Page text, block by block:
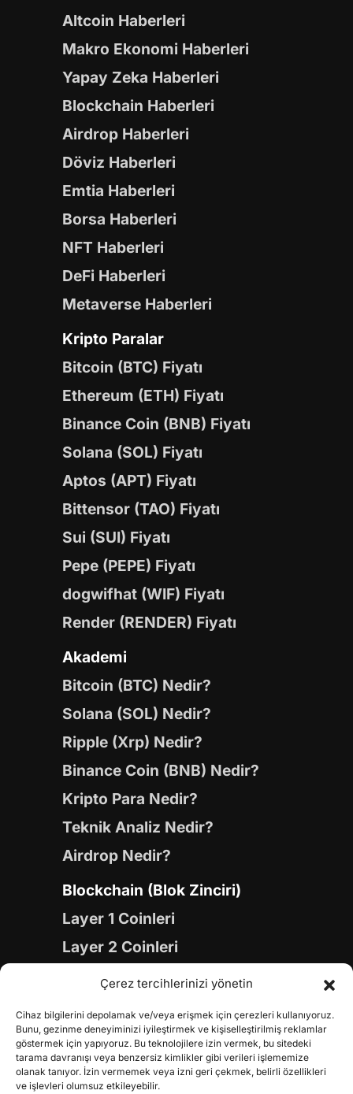
Çerez tercihlerinizi yönetin
Cihaz bilgilerini depolamak ve/veya erişmek için çerezleri kullanıyoruz.
Bunu, gezinme deneyiminizi iyileştirmek ve kişiselleştirilmiş reklamlar
göstermek için yapıyoruz. Bu teknolojilere izin vermek, bu sitedeki
tarama davranışı veya benzersiz kimlikler gibi verileri işlememize
olanak tanıyor. İzin vermemek veya izni geri çekmek, belirli özellikleri
ve işlevleri olumsuz etkileyebilir.
Altcoin Haberleri
Makro Ekonomi Haberleri
Yapay Zeka Haberleri
Blockchain Haberleri
Airdrop Haberleri
Döviz Haberleri
Emtia Haberleri
Borsa Haberleri
NFT Haberleri
DeFi Haberleri
Metaverse Haberleri
Kripto Paralar
Bitcoin (BTC) Fiyatı
Ethereum (ETH) Fiyatı
Binance Coin (BNB) Fiyatı
Solana (SOL) Fiyatı
Aptos (APT) Fiyatı
Bittensor (TAO) Fiyatı
Sui (SUI) Fiyatı
Pepe (PEPE) Fiyatı
dogwifhat (WIF) Fiyatı
Render (RENDER) Fiyatı
Akademi
Bitcoin (BTC) Nedir?
Solana (SOL) Nedir?
Ripple (Xrp) Nedir?
Binance Coin (BNB) Nedir?
Kripto Para Nedir?
Teknik Analiz Nedir?
Airdrop Nedir?
Blockchain (Blok Zinciri)
Layer 1 Coinleri
Layer 2 Coinleri
Yapay Zeka (AI) Coinleri
Gaming Coinleri
RWA Coinleri
DeFi Coinleri